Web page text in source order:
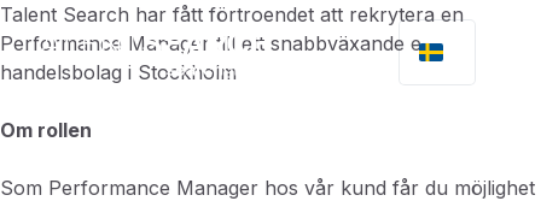
Talent Search har fått förtroendet att rekrytera en
Performance Manager till ett snabbväxande e-
handelsbolag i Stockholm
Om rollen
Som Performance Manager hos vår kund får du möjlighet